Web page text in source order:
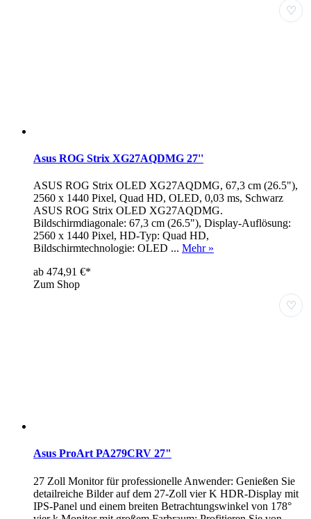
♡
Asus ROG Strix XG27AQDMG 27''
ASUS ROG Strix OLED XG27AQDMG, 67,3 cm (26.5"),
2560 x 1440 Pixel, Quad HD, OLED, 0,03 ms, Schwarz
ASUS ROG Strix OLED XG27AQDMG.
Bildschirmdiagonale: 67,3 cm (26.5"), Display-Auflösung:
2560 x 1440 Pixel, HD-Typ: Quad HD,
Bildschirmtechnologie: OLED ... Mehr »
ab 474,91 €*
Zum Shop
♡
Asus ProArt PA279CRV 27"
27 Zoll Monitor für professionelle Anwender: Genießen Sie
detailreiche Bilder auf dem 27-Zoll vier K HDR-Display mit
IPS-Panel und einem breiten Betrachtungswinkel von 178°